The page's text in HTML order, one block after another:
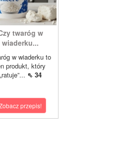
twaróg w
wiaderku...
w wiaderku to
produkt, który
„ratuje”... ⇖ 34
przepis!